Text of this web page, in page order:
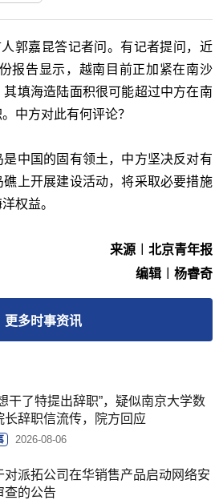
郭嘉昆答记者问。有记者提问，近
报告显示，越南目前正加紧在南沙
其填海造陆面积很可能超过中方在南
中方对此有何评论？
中国的固有领土，中方坚决反对有
上开展建设活动，将采取必要措施
权益。
来源︱北京青年报
编辑︱杨睿奇
更多时事资讯
干了特提出辞职”，疑似南京大学数
长辞职信流传，院方回应
2026-08-06
对派拓公司在华销售产品启动网络安
查的公告